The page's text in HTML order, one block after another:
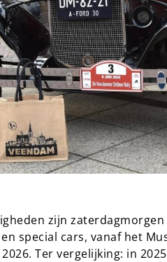
zijn
special cars, vanaf het
Ter vergelijking: in